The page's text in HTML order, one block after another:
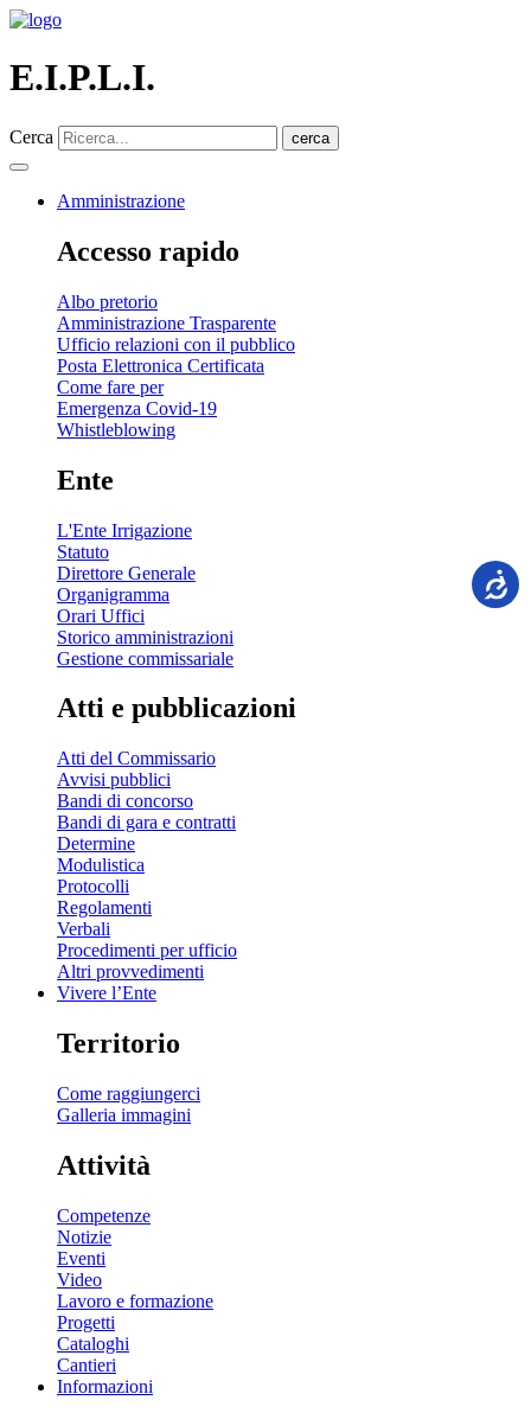
E.I.P.L.I.
Cerca cerca
Amministrazione
Accesso rapido
Albo pretorio
Amministrazione Trasparente
Ufficio relazioni con il pubblico
Posta Elettronica Certificata
Come fare per
Emergenza Covid-19
Whistleblowing
Ente
L'Ente Irrigazione
Statuto
Direttore Generale
Organigramma
Orari Uffici
Storico amministrazioni
Gestione commissariale
Atti e pubblicazioni
Atti del Commissario
Avvisi pubblici
Bandi di concorso
Bandi di gara e contratti
Determine
Modulistica
Protocolli
Regolamenti
Verbali
Procedimenti per ufficio
Altri provvedimenti
Vivere l’Ente
Territorio
Come raggiungerci
Galleria immagini
Attività
Competenze
Notizie
Eventi
Video
Lavoro e formazione
Progetti
Cataloghi
Cantieri
Informazioni